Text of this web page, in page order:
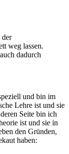
der
weg lassen.
dadurch
und bin im
Lehre ist und sie
Seite bin ich
ist und sie in
den Gründen,
haben: